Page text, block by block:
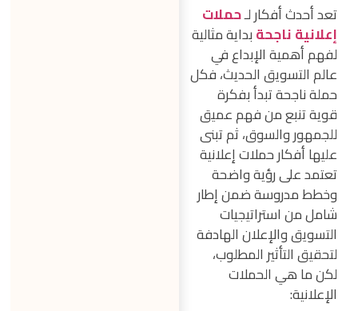
تعد أحدث أفكار لـحملات
إعلانية ناجحةبداية مثالية
لفهم أهمية الإبداع في
عالم التسويق الحديث، فكل
حملة ناجحة تبدأ بفكرة
قوية تنبع من فهم عميق
للجمهور والسوق، ثم تبنى
عليها أفكار حملات إعلانية
تعتمد على رؤية واضحة
وخطط مدروسة ضمن إطار
شامل من استراتيجيات
التسويق والإعلان الهادفة
لتحقيق التأثير المطلوب،
لكن ما هي الحملات
الإعلانية: